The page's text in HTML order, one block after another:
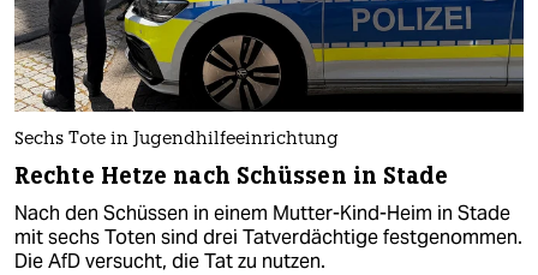
Sechs Tote in Jugendhilfeeinrichtung
Rechte Hetze nach Schüssen in Stade
Nach den Schüssen in einem Mutter-Kind-Heim in Stade
mit sechs Toten sind drei Tatverdächtige festgenommen.
Die AfD versucht, die Tat zu nutzen.